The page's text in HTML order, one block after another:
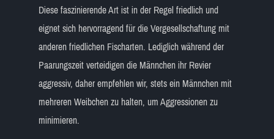
Diese faszinierende Art ist in der Regel friedlich und
eignet sich hervorragend für die Vergesellschaftung mit
anderen friedlichen Fischarten. Lediglich während der
Paarungszeit verteidigen die Männchen ihr Revier
aggressiv, daher empfehlen wir, stets ein Männchen mit
mehreren Weibchen zu halten, um Aggressionen zu
minimieren.